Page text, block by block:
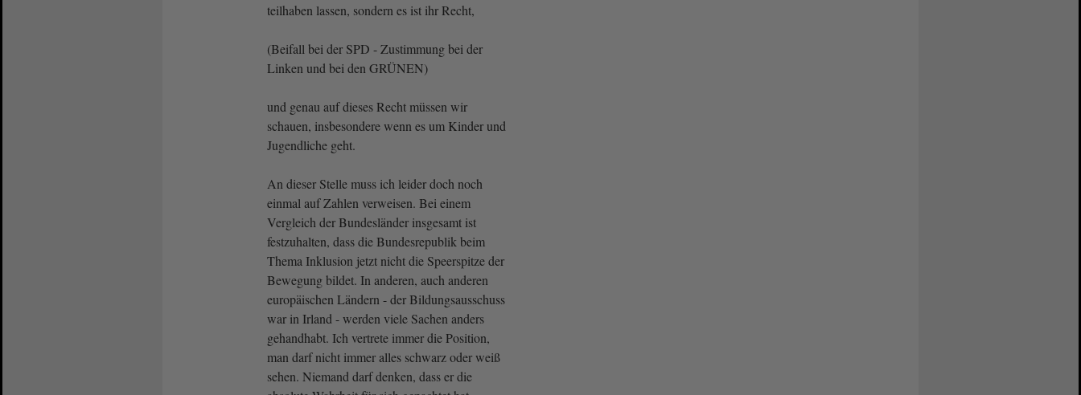
teilhaben lassen, sondern es ist ihr Recht,
(Beifall bei der SPD - Zustimmung bei der
Linken und bei den GRÜNEN)
und genau auf dieses Recht müssen wir
schauen, insbesondere wenn es um Kinder und
Jugendliche geht.
An dieser Stelle muss ich leider doch noch
einmal auf Zahlen verweisen. Bei einem
Vergleich der Bundesländer insgesamt ist
festzuhalten, dass die Bundesrepublik beim
Thema Inklusion jetzt nicht die Speerspitze der
Bewegung bildet. In anderen, auch anderen
europäischen Ländern - der Bildungsausschuss
war in Irland - werden viele Sachen anders
gehandhabt. Ich vertrete immer die Position,
man darf nicht immer alles schwarz oder weiß
sehen. Niemand darf denken, dass er die